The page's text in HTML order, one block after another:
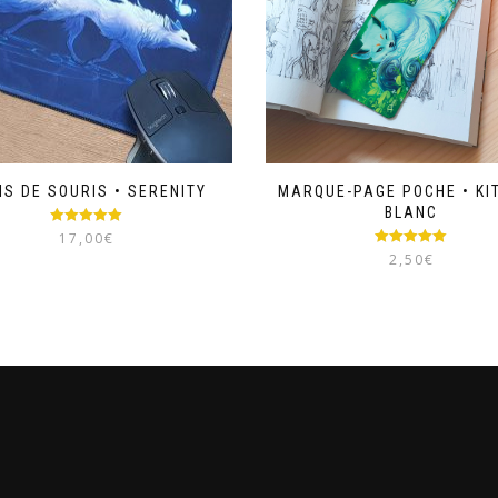
DE SOURIS • SERENITY
Note5.00
sur 5
17,00€
MARQUE-PAGE POCHE •
BLANC
Note 5.00
sur 5
2,50€